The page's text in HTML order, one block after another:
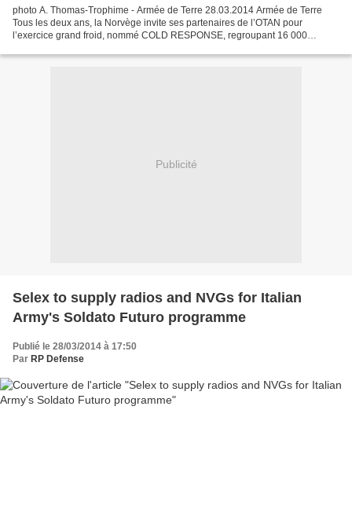
photo A. Thomas-Trophime - Armée de Terre 28.03.2014 Armée de Terre
Tous les deux ans, la Norvège invite ses partenaires de l’OTAN pour
l’exercice grand froid, nommé COLD RESPONSE, regroupant 16 000
Publicité
Selex to supply radios and NVGs for Italian
Army's Soldato Futuro programme
Publié le 28/03/2014 à 17:50
Par RP Defense